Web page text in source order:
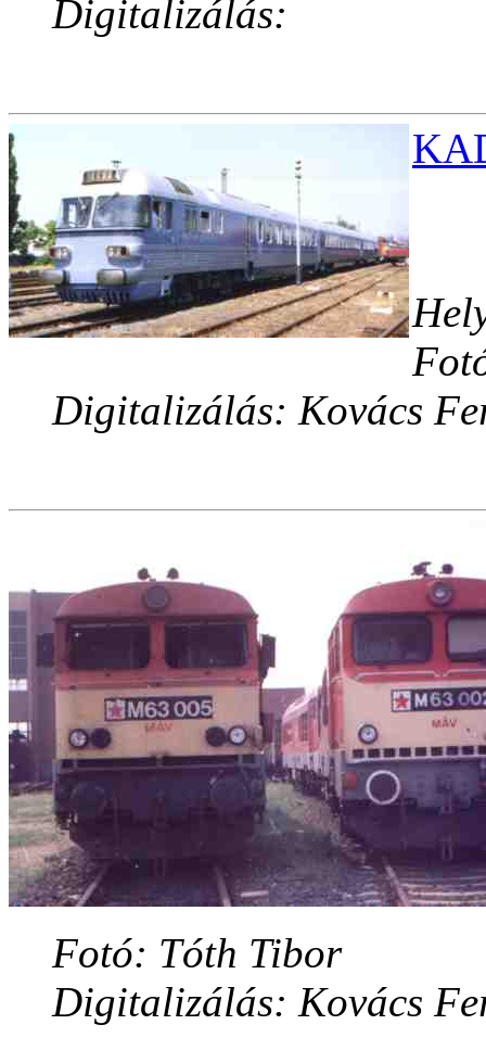
Digitalizálás:
Digitalizálás: Kovács
Fotó: Tóth Tibor
Digitalizálás: Kovács